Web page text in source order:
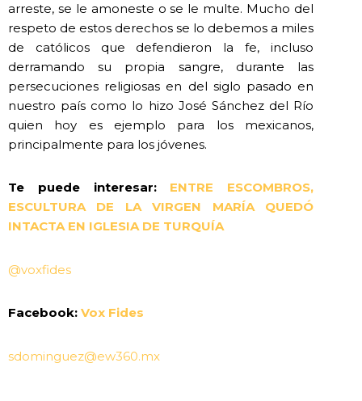
arreste, se le amoneste o se le multe. Mucho del
respeto de estos derechos se lo debemos a miles
de católicos que defendieron la fe, incluso
derramando su propia sangre, durante las
persecuciones religiosas en del siglo pasado en
nuestro país como lo hizo José Sánchez del Río
quien hoy es ejemplo para los mexicanos,
principalmente para los jóvenes.
Te puede interesar: ENTRE ESCOMBROS,
ESCULTURA DE LA VIRGEN MARÍA QUEDÓ
INTACTA EN IGLESIA DE TURQUÍA
@voxfides
Facebook: Vox Fides
sdominguez@ew360.mx